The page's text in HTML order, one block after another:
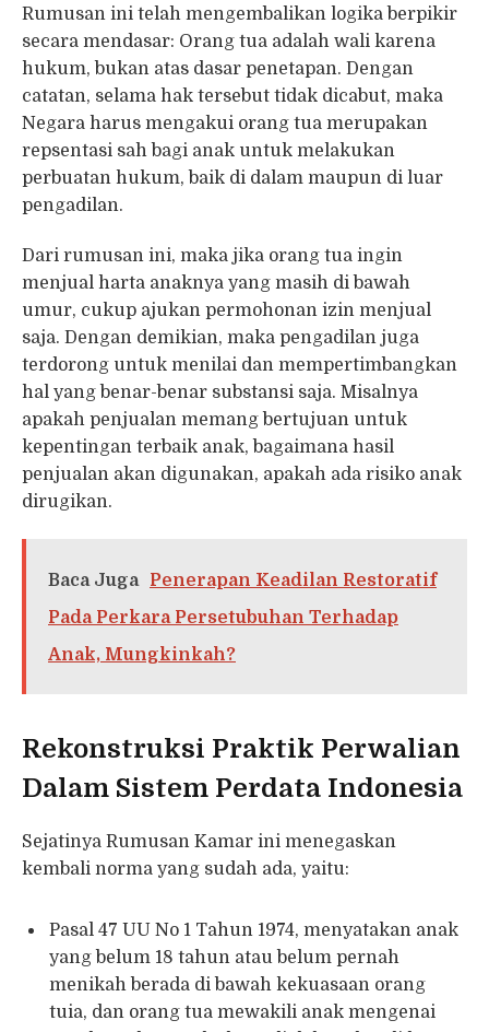
Rumusan ini telah mengembalikan logika berpikir
secara mendasar: Orang tua adalah wali karena
hukum, bukan atas dasar penetapan. Dengan
catatan, selama hak tersebut tidak dicabut, maka
Negara harus mengakui orang tua merupakan
repsentasi sah bagi anak untuk melakukan
perbuatan hukum, baik di dalam maupun di luar
pengadilan.
Dari rumusan ini, maka jika orang tua ingin
menjual harta anaknya yang masih di bawah
umur, cukup ajukan permohonan izin menjual
saja. Dengan demikian, maka pengadilan juga
terdorong untuk menilai dan mempertimbangkan
hal yang benar-benar substansi saja. Misalnya
apakah penjualan memang bertujuan untuk
kepentingan terbaik anak, bagaimana hasil
penjualan akan digunakan, apakah ada risiko anak
dirugikan.
Baca Juga
Penerapan Keadilan Restoratif
Pada Perkara Persetubuhan Terhadap
Anak, Mungkinkah?
Rekonstruksi Praktik Perwalian
Dalam Sistem Perdata Indonesia
Sejatinya Rumusan Kamar ini menegaskan
kembali norma yang sudah ada, yaitu:
Pasal 47 UU No 1 Tahun 1974, menyatakan anak
yang belum 18 tahun atau belum pernah
menikah berada di bawah kekuasaan orang
tuia, dan orang tua mewakili anak mengenai